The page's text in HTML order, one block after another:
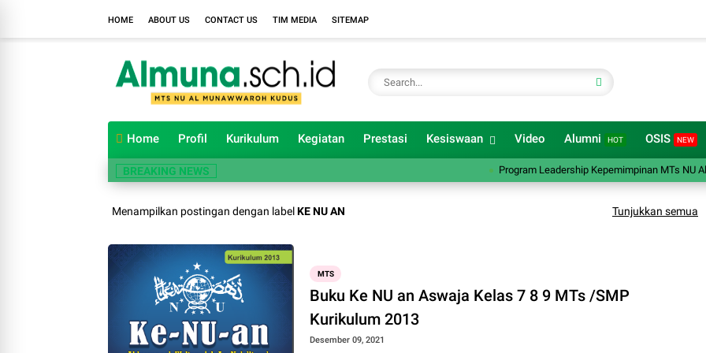
HOME ABOUT US CONTACT US TIM MEDIA SITEMAP
Home Profil Kurikulum Kegiatan Prestasi Kesiswaan Video Alumni HOT OSIS NEW
BREAKING NEWS Program Leadership Kepemimpinan MTs NU Al
Menampilkan postingan dengan labelKE NU AN Tunjukkan semua
MTS
Buku Ke NU an Aswaja Kelas 7 8 9 MTs /SMP
Kurikulum 2013
Desember 09, 2021